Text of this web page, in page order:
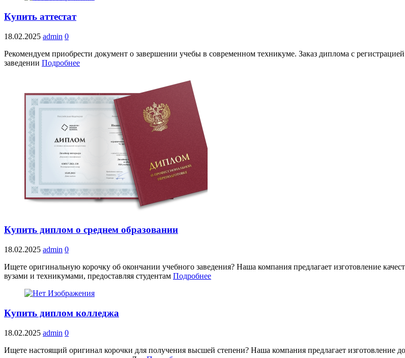
Купить аттестат
18.02.2025 admin 0
Рекомендуем приобрести документ о завершении учебы в современном техникуме. Заказ диплома с
заведении Подробнее
Купить диплом о среднем образовании
18.02.2025 admin 0
Ищете оригинальную корочку об окончании учебного заведения? Наша компания предлагает изготовление
вузами и техникумами, предоставляя студентам Подробнее
Купить диплом колледжа
18.02.2025 admin 0
Ищете настоящий оригинал корочки для получения высшей степени? Наша компания предлагает изготовление